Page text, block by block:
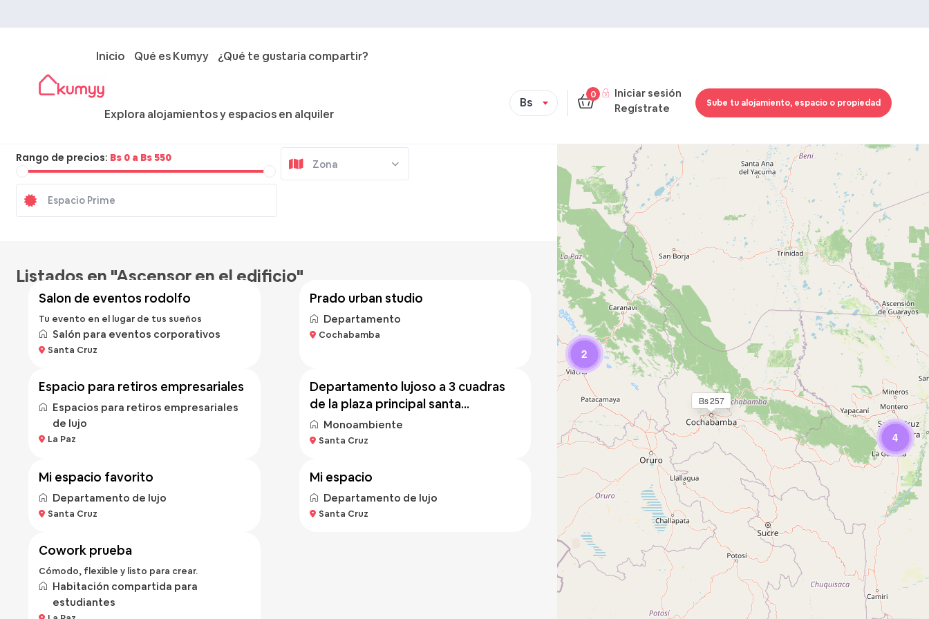
Bs
0
Iniciar sesión
Regístrate
Sube tu alojamiento, espacio o propiedad
Inicio Qué es Kumyy ¿Qué te gustaría compartir?
Explora alojamientos y espacios en alquiler
Cargando mapas
2
4
Bs 257
Rango de precios: Bs 0 a Bs 550
Zona
Listados en "Ascensor en el edificio"
salon de eventos rodolfo
Tu evento en el lugar de tus sueños
Salón para eventos corporativos
Santa Cruz
prado urban studio
Departamento
Cochabamba
Bs 500/hora
espacio para retiros empresariales
Espacios para retiros empresariales
de lujo
La Paz
departamento lujoso a 3 cuadras
de la plaza principal santa...
Monoambiente
Santa Cruz
Bs 400
mi espacio favorito
Departamento de lujo
Santa Cruz
Bs 400/noche
mi espacio
Departamento de lujo
Santa Cruz
Bs 100/hora
cowork prueba
Cómodo, flexible y listo para crear.
Habitación compartida para
estudiantes